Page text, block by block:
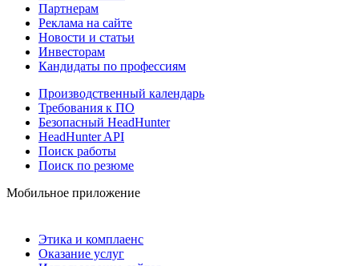
Партнерам
Реклама на сайте
Новости и статьи
Инвесторам
Кандидаты по профессиям
Производственный календарь
Требования к ПО
Безопасный HeadHunter
HeadHunter API
Поиск работы
Поиск по резюме
Мобильное приложение
Этика и комплаенс
Оказание услуг